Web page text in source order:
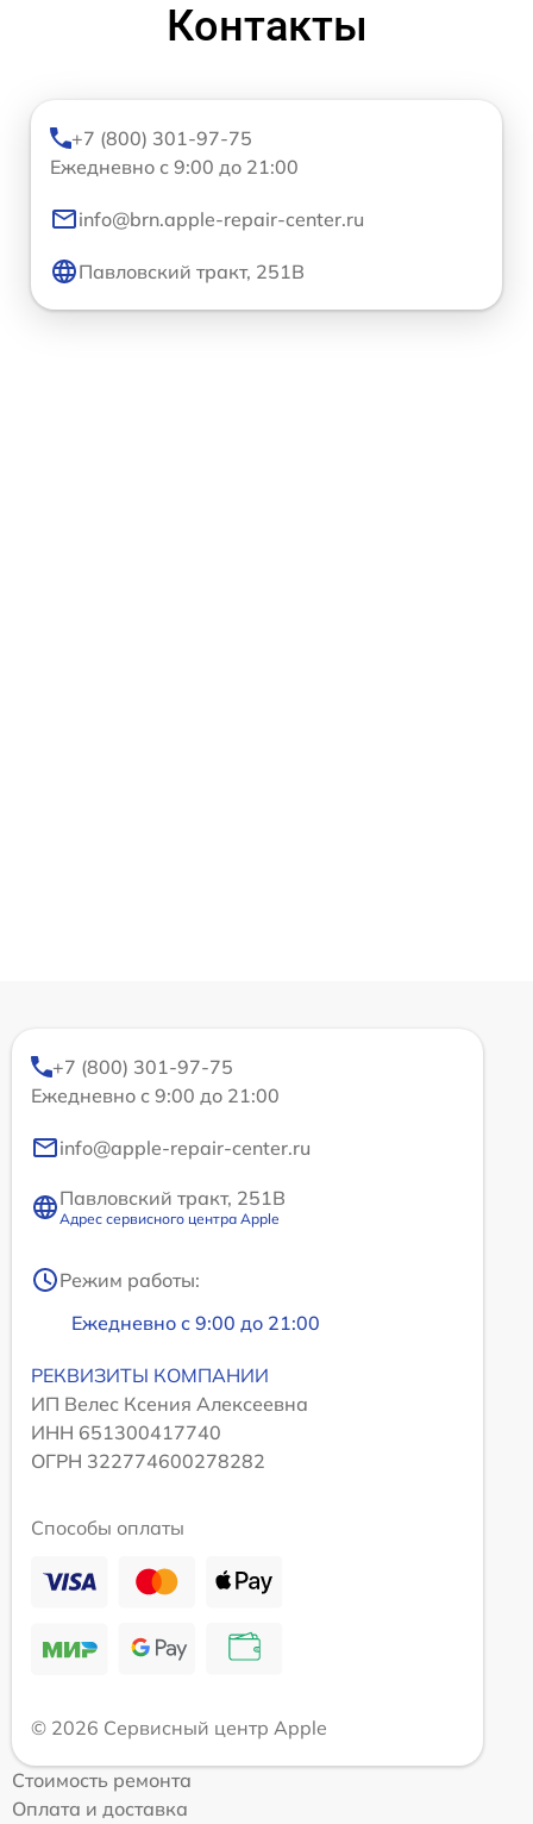
Контакты
+7 (800) 301-97-75
Ежедневно с 9:00 до 21:00
info@brn.apple-repair-center.ru
Павловский тракт, 251В
+7 (800) 301-97-75
Ежедневно с 9:00 до 21:00
info@apple-repair-center.ru
Павловский тракт, 251В
Адрес сервисного центра Apple
Режим работы:
Ежедневно с 9:00 до 21:00
РЕКВИЗИТЫ КОМПАНИИ
ИП Велес Ксения Алексеевна
ИНН 651300417740
ОГРН 322774600278282
Способы оплаты
© 2026 Сервисный центр Apple
Стоимость ремонта
Оплата и доставка